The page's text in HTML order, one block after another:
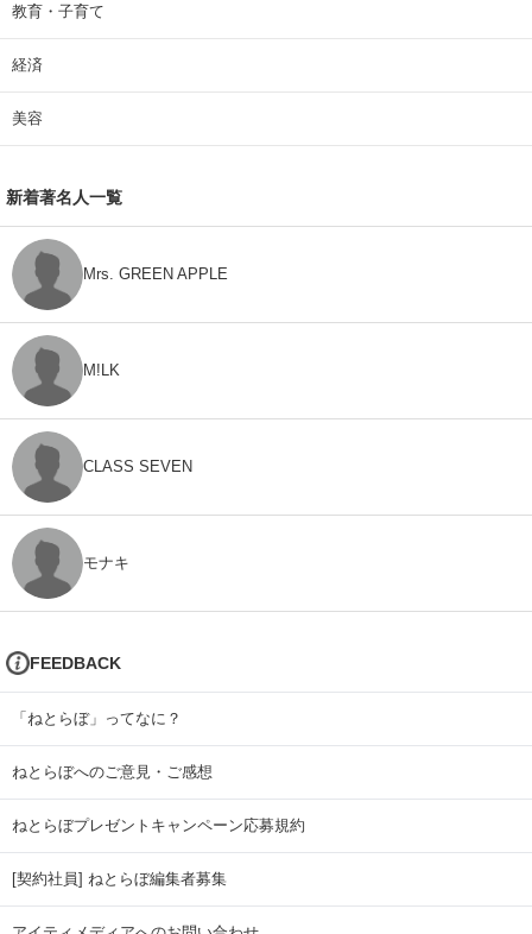
教育・子育て
経済
美容
新着著名人一覧
Mrs. GREEN APPLE
M!LK
CLASS SEVEN
モナキ
FEEDBACK
「ねとらぼ」ってなに？
ねとらぼへのご意見・ご感想
ねとらぼプレゼントキャンペーン応募規約
[契約社員] ねとらぼ編集者募集